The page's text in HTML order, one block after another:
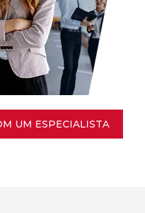
UM ESPECIALISTA